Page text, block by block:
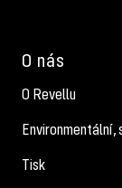
O nás
O Revellu
Environmentální,
Tisk